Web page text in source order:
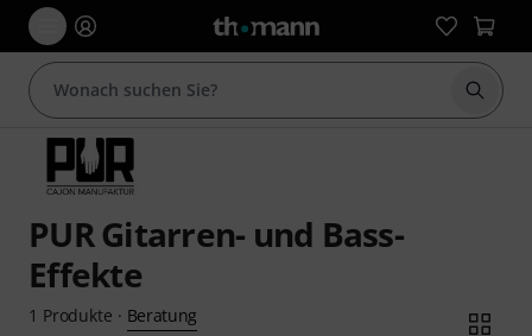
Suche
PUR Gitarren- und Bass-
Effekte
1 Produkte · Beratung